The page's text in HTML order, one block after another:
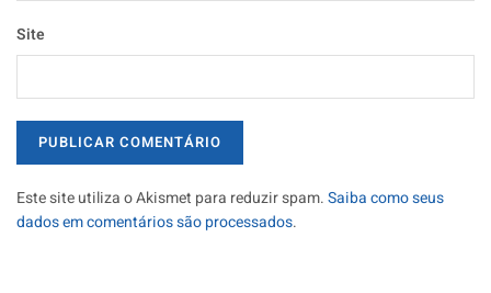
Site
Este site utiliza o Akismet para reduzir spam.Saiba como seus
dados em comentários são processados.